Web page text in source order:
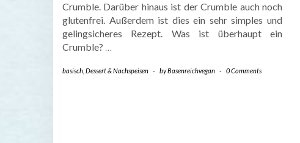
Crumble. Darüber hinaus ist der Crumble auch noch
glutenfrei. Außerdem ist dies ein sehr simples und
gelingsicheres Rezept. Was ist überhaupt ein
Crumble? …
basisch Dessert & Nachspeisen - byBasenreichvegan - 0 Comments